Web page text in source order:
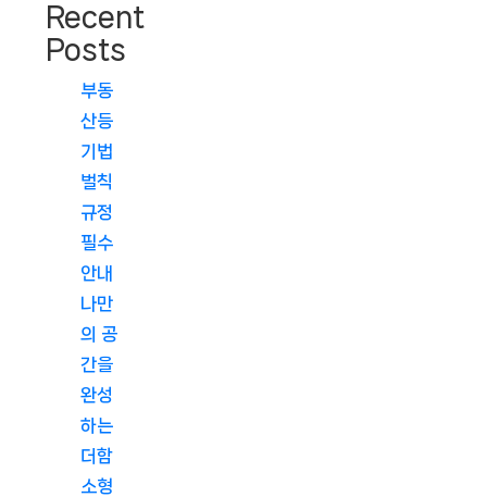
Recent
Posts
부동
산등
기법
벌칙
규정
필수
안내
나만
의 공
간을
완성
하는
더함
소형